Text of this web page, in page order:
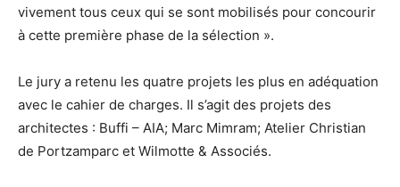
vivement tous ceux qui se sont mobilisés pour concourir
à cette première phase de la sélection ».
Le jury a retenu les quatre projets les plus en adéquation
avec le cahier de charges. Il s’agit des projets des
architectes : Buffi – AIA; Marc Mimram; Atelier Christian
de Portzamparc et Wilmotte & Associés.